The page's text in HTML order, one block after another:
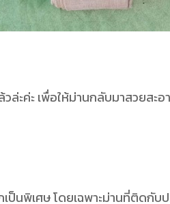
ะค่ะ เพื่อให้ม่านกลับมาสวยสะอ
ป็นพิเศษ โดยเฉพาะม่านที่ติดกับ